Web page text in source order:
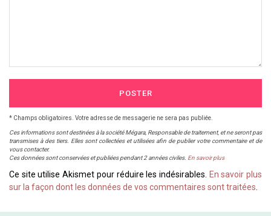
POSTER
* Champs obligatoires. Votre adresse de messagerie ne sera pas publiée.
Ces informations sont destinées à la société Mégara, Responsable de traitement, et ne seront pas
transmises à des tiers. Elles sont collectées et utilisées afin de publier votre commentaire et de
vous contacter.
Ces données sont conservées et publiées pendant 2 années civiles. En savoir plus
Ce site utilise Akismet pour réduire les indésirables. En savoir plus
sur la façon dont les données de vos commentaires sont traitées.